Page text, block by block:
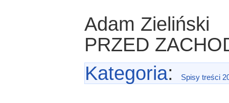
Adam Zieliński
PRZED
Kategoria: Spisy treści